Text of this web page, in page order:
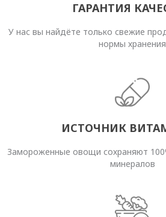
ГАРАНТИЯ
У нас вы найдёте только свежие
нормы хранения
ИСТОЧНИК
Замороженные овощи сохраняют
минералов